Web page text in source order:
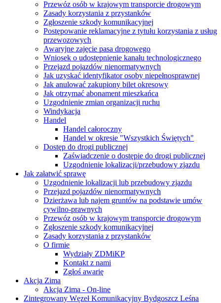
Przewóz osób w krajowym transporcie drogowym
Zasady korzystania z przystanków
Zgłoszenie szkody komunikacyjnej
Postępowanie reklamacyjne z tytułu korzystania z usług
przewozowych
Awaryjne zajęcie pasa drogowego
Wniosek o udostępnienie kanału technologicznego
Przejazd pojazdów nienormatywnych
Jak uzyskać identyfikator osoby niepełnosprawnej
Jak anulować zakupiony bilet okresowy
Jak otrzymać abonament mieszkańca
Uzgodnienie zmian organizacji ruchu
Windykacja
Handel
Handel całoroczny
Handel w okresie "Wszystkich Świętych"
Dostęp do drogi publicznej
Zaświadczenie o dostępie do drogi publicznej
Uzgodnienie lokalizacji/przebudowy zjazdu
Jak załatwić sprawę
Uzgodnienie lokalizacji lub przebudowy zjazdu
Przejazd pojazdów nienormatywnych
Dzierżawa lub najem gruntów na podstawie umów
cywilno-prawnych
Przewóz osób w krajowym transporcie drogowym
Zgłoszenie szkody komunikacyjnej
Zasady korzystania z przystanków
O firmie
Wydziały ZDMiKP
Kontakt z nami
Zgłoś awarię
Akcja Zima
Akcja Zima - On-line
Zintegrowany Węzeł Komunikacyjny Bydgoszcz Leśna